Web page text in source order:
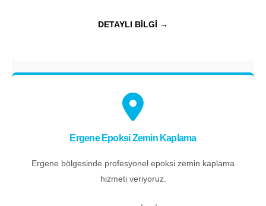
DETAYLI BİLGİ →
Ergene Epoksi Zemin Kaplama
Ergene bölgesinde profesyonel epoksi zemin kaplama
hizmeti veriyoruz.